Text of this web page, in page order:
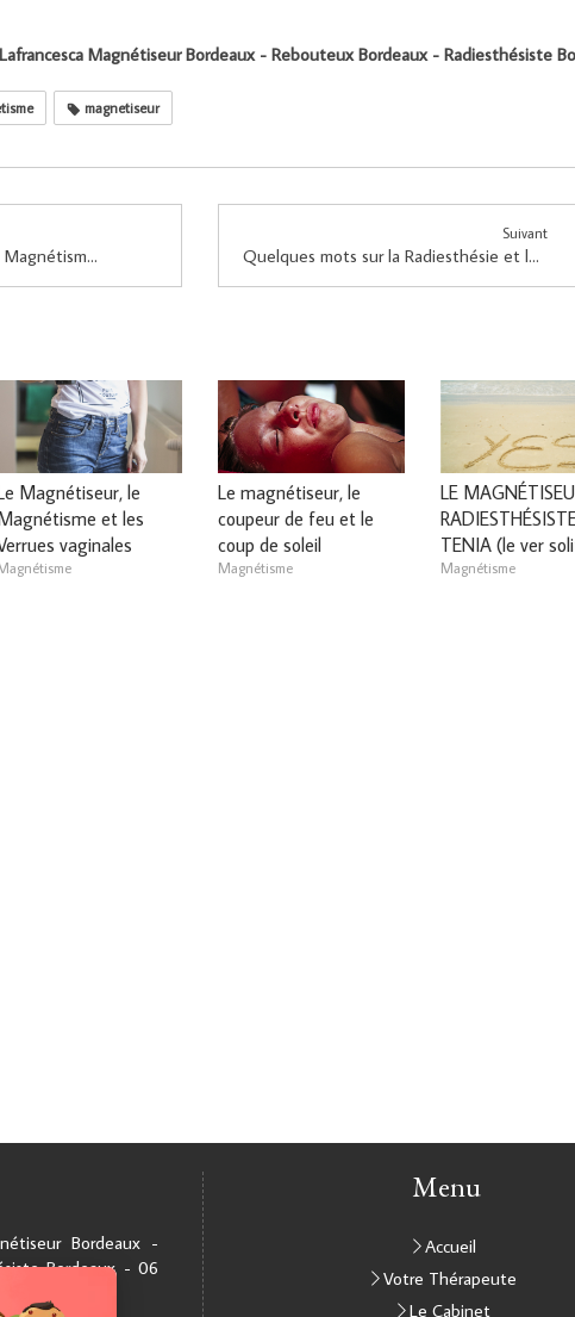
Magnétiseur Bordeaux - Rebouteux Bordeaux - Radiesthésiste
magnetiseur
Le Reboutement, le Magnétisme et la sciatique (suite)
Suivant
Quelques mots sur la Radiesthésie et le Magnétiseur
Magnétiseur, le
et les
vaginales
Le magnétiseur, le
coupeur de feu et le
coup de soleil
Magnétisme
LE
TENIA (le ver
Magnétisme
Bordeaux -
Bordeaux - 06
Menu
Accueil
Votre Thérapeute
Le Cabinet